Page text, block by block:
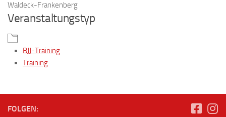
Waldeck-Frankenberg
Veranstaltungstyp
BJJ-Training
Training
FOLGEN: